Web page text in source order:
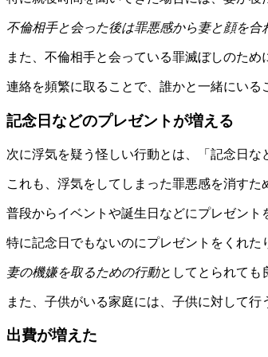
不倫相手と会った後は罪悪感から妻と顔を合
また、不倫相手と会っている罪滅ぼしのため
連絡を頻繁に取ることで、誰かと一緒にいる
記念日などのプレゼントが増える
次に浮気を疑う怪しい行動とは、「記念日な
これも、浮気をしてしまった罪悪感を消すた
普段からイベントや誕生日などにプレゼント
特に記念日でもないのにプレゼントをくれた
妻の機嫌を取るための行動としてとられても
また、子供がいる家庭には、子供に対して行
出費が増えた